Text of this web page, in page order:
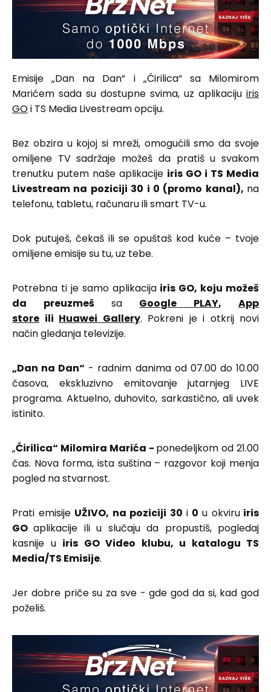
Emisije „Dan na Dan“ i „Ćirilica“ sa Milomirom
Marićem sada su dostupne svima, uz aplikaciju iris
GOi TS Media Livestream opciju.
Bez obzira u kojoj si mreži, omogućili smo da svoje
omiljene TV sadržaje možeš da pratiš u svakom
trenutku putem naše aplikacije iris GO i TS Media
Livestream na poziciji 30 i 0 (promo kanal), na
telefonu, tabletu, računaru ili smart TV-u.
Dok putuješ, čekaš ili se opuštaš kod kuće – tvoje
omiljene emisije su tu, uz tebe.
Potrebna ti je samo aplikacija iris GO, koju možeš
da preuzmeš sa Google PLAY,App
store ili Huawei Gallery. Pokreni je i otkrij novi
način gledanja televizije.
„Dan na Dan“ - radnim danima od 07.00 do 10.00
časova, ekskluzivno emitovanje jutarnjeg LIVE
programa. Aktuelno, duhovito, sarkastično, ali uvek
istinito.
„Ćirilica“ Milomira Marića - ponedeljkom od 21.00
čas. Nova forma, ista suština – razgovor koji menja
pogled na stvarnost.
Prati emisije UŽIVO, na poziciji 30 i 0 u okviruiris
GOaplikacije ili u slučaju da propustiš, pogledaj
kasnije u iris GO Video klubu, u katalogu TS
Media/TS Emisije.
Jer dobre priče su za sve - gde god da si, kad god
poželiš.